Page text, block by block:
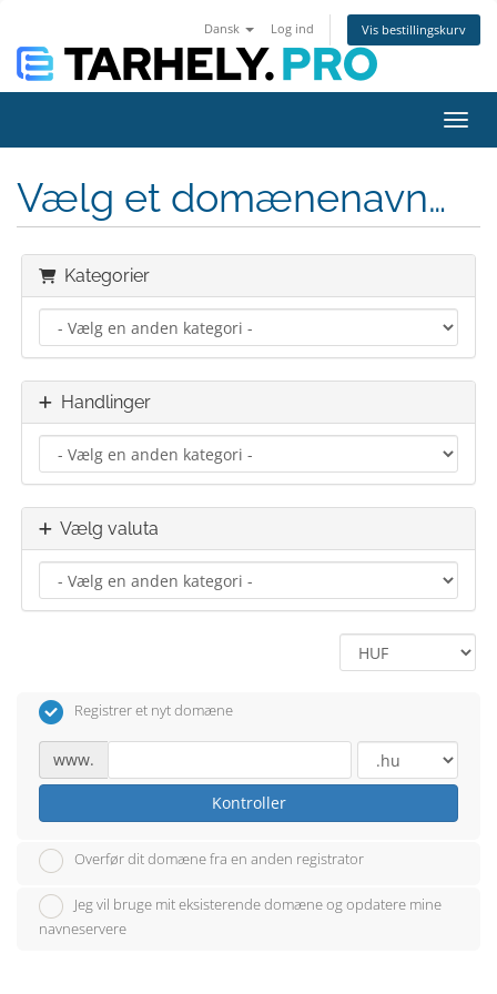
Dansk Log ind Vis bestillingskurv
Skift
Vælg et domænenavn…
Kategorier
Handlinger
Vælg valuta
Registrer et nyt domæne
www.
Kontroller
Overfør dit domæne fra en anden registrator
Jeg vil bruge mit eksisterende domæne og opdatere mine
navneservere